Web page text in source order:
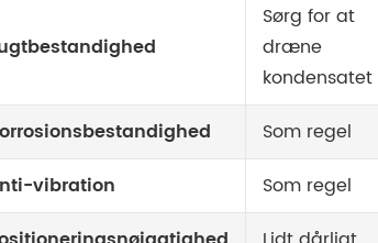
Sørg for at
dræne
kondensatet
Som regel
vibration
Som regel